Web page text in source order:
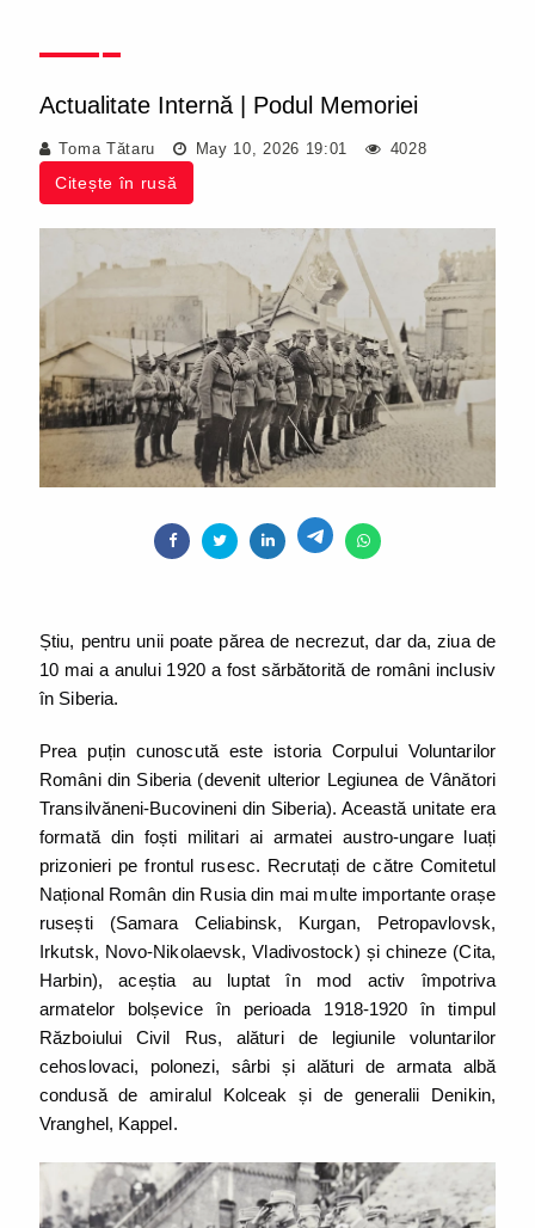
Actualitate Internă Podul Memoriei
Toma Tătaru May 10, 2026 19:01 4028
Citește în rusă
Știu, pentru unii poate părea de necrezut, dar da, ziua de
10 mai a anului 1920 a fost sărbătorită de români inclusiv
în Siberia.
Prea puțin cunoscută este istoria Corpului Voluntarilor
Români din Siberia (devenit ulterior Legiunea de Vânători
Transilvăneni-Bucovineni din Siberia). Această unitate era
formată din foști militari ai armatei austro-ungare luați
prizonieri pe frontul rusesc. Recrutați de către Comitetul
Național Român din Rusia din mai multe importante orașe
rusești (Samara Celiabinsk, Kurgan, Petropavlovsk,
Irkutsk, Novo-Nikolaevsk, Vladivostock) și chineze (Cita,
Harbin), aceștia au luptat în mod activ împotriva
armatelor bolșevice în perioada 1918-1920 în timpul
Războiului Civil Rus, alături de legiunile voluntarilor
cehoslovaci, polonezi, sârbi și alături de armata albă
condusă de amiralul Kolceak și de generalii Denikin,
Vranghel, Kappel.